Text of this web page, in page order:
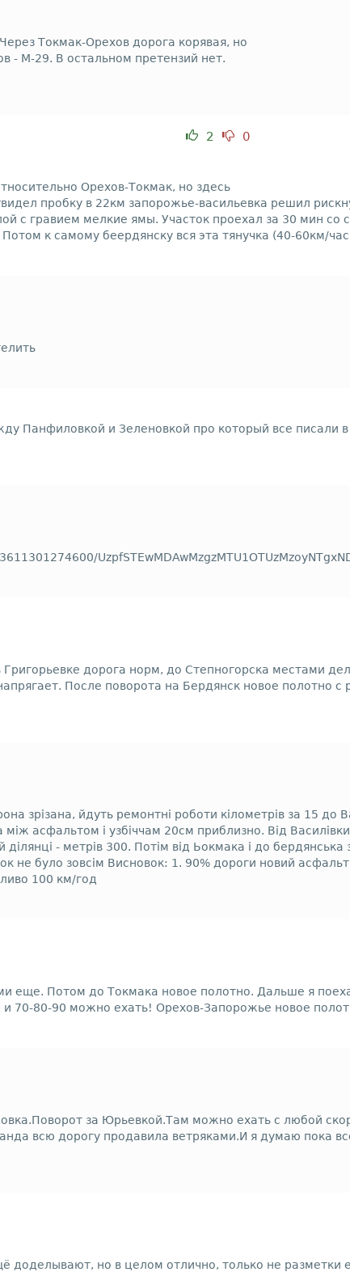
Токмак-Орехов дорога корявая, но
- М-29. В остальном претензий нет.
2 0
Орехов-Токмак, но здесь
пробку в 22км запорожье-васильевка решил
с гравием мелкие ямы. Участок проехал за 30 мин со
к самому беердянску вся эта тянучка (40-60км/
Панфиловкой и Зеленовкой про который все писали
дорога норм, до Степногорска местами
После поворота на Бердянск новое полотно с
зрізана, йдуть ремонтні роботи кілометрів за 15 до
між асфальтом і узбіччам 20см приблизно. Від
- метрів 300. Потім від Ьокмака і до бердянська
не було зовсім Висновок: 1. 90% дороги новий
100 км/год
еще. Потом до Токмака новое полотно. Дальше я
70-80-90 можно ехать! Орехов-Запорожье новое
за Юрьевкой.Там можно ехать с любой
всю дорогу продавила ветряками.И я думаю пока
но в целом отлично, только не разметки